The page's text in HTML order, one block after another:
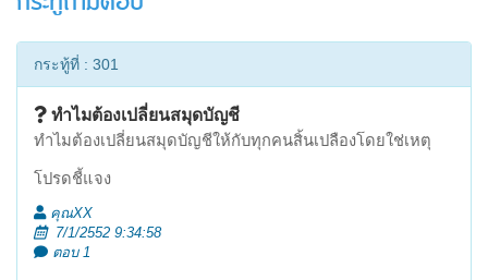
กระทู้ที่ : 301
ทำไมต้องเปลี่ยนสมุดบัญชี
ทำไมต้องเปลี่ยนสมุดบัญชีให้กับทุกคนสิ้นเปลืองโดยใช่เหตุ
โปรดชี้แจง
คุณXX
7/1/2552 9:34:58
ตอบ 1